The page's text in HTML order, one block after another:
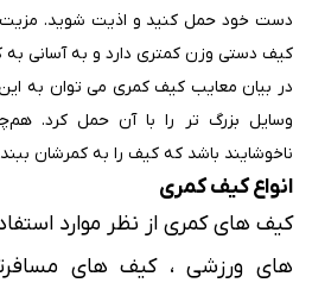
دست خود حمل کنید و اذیت شوید. مزیت
کیف دستی وزن کمتری دارد و به آسانی
در بیان معایب کیف کمری می ‌توان به
وسایل بزرگ ‌تر را با آن حمل کرد.
ناخوشایند باشد که کیف را به کمرشان
انواع کیف کمری
کیف های کمری از نظر موارد
های ورزشی ، کیف های